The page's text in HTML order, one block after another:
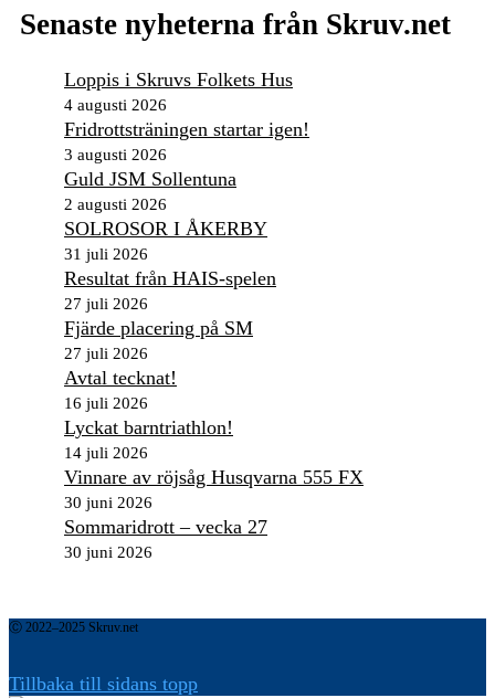
Senaste nyheterna från Skruv.net
Loppis i Skruvs Folkets Hus
4 augusti 2026
Fridrottsträningen startar igen!
3 augusti 2026
Guld JSM Sollentuna
2 augusti 2026
SOLROSOR I ÅKERBY
31 juli 2026
Resultat från HAIS-spelen
27 juli 2026
Fjärde placering på SM
27 juli 2026
Avtal tecknat!
16 juli 2026
Lyckat barntriathlon!
14 juli 2026
Vinnare av röjsåg Husqvarna 555 FX
30 juni 2026
Sommaridrott – vecka 27
30 juni 2026
Ⓒ 2022–2025 Skruv.net
Tillbaka till sidans topp